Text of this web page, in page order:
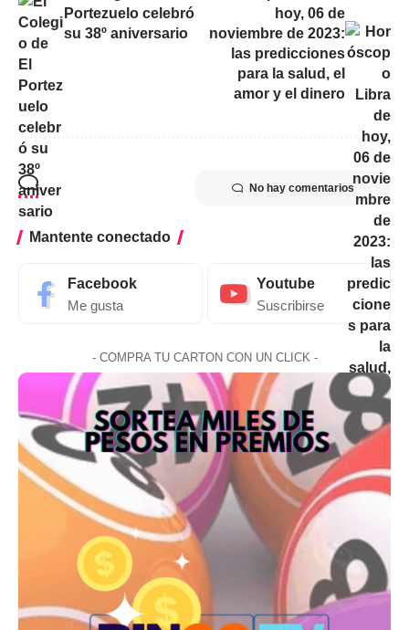
Portezuelo celebró
su 38º aniversario
hoy, 06 de
noviembre de 2023:
las predicciones
para la salud, el
amor y el dinero
No hay comentarios
Mantente conectado
Facebook
Me gusta
Youtube
Suscribirse
- COMPRA TU CARTON CON UN CLICK -